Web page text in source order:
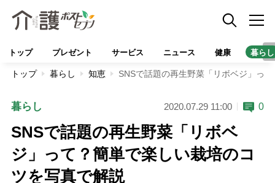
トップ プレゼント サービス ニュース 健康 暮らし
トップ 暮らし 知恵 SNSで話題の再生野菜「リボベジ」っ
暮らし 2020.07.29 11:00 0
SNSで話題の再生野菜「リボベ
ジ」って？簡単で楽しい栽培のコ
ツを写真で解説